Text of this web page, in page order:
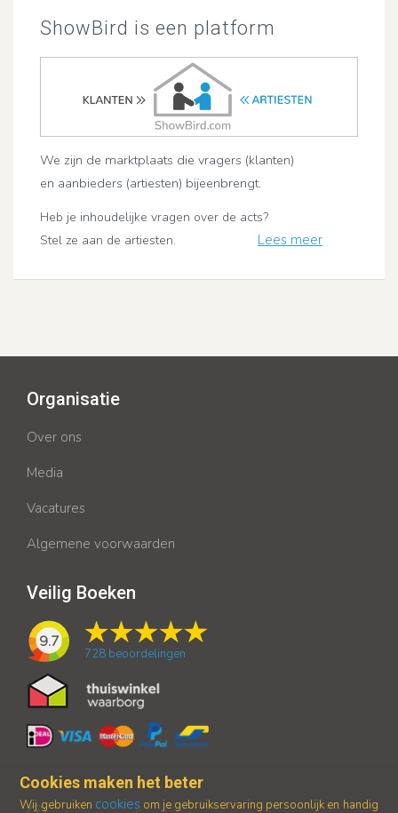
ShowBird is een platform
We zijn de marktplaats die vragers (klanten)
en aanbieders (artiesten) bijeenbrengt.
Heb je inhoudelijke vragen over de acts?
Stel ze aan de artiesten. Lees meer
Organisatie
Over ons
Media
Vacatures
Algemene voorwaarden
Veilig Boeken
9.7
728 beoordelingen
Cookies maken het beter
Wij gebruiken cookies om je gebruikservaring persoonlijk en handig